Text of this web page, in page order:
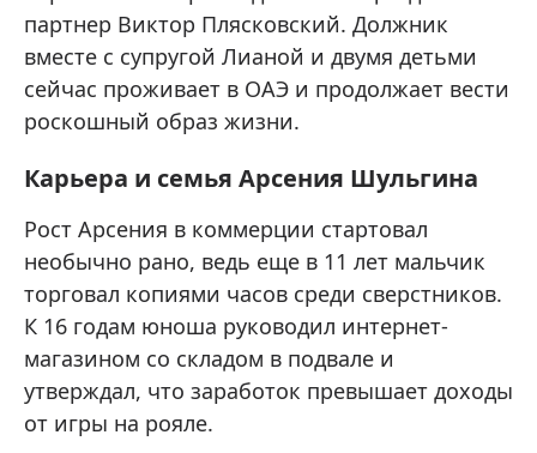
партнер Виктор Плясковский. Должник
вместе с супругой Лианой и двумя детьми
сейчас проживает в ОАЭ и продолжает вести
роскошный образ жизни.
Карьера и семья Арсения Шульгина
Рост Арсения в коммерции стартовал
необычно рано, ведь еще в 11 лет мальчик
торговал копиями часов среди сверстников.
К 16 годам юноша руководил интернет-
магазином со складом в подвале и
утверждал, что заработок превышает доходы
от игры на рояле.